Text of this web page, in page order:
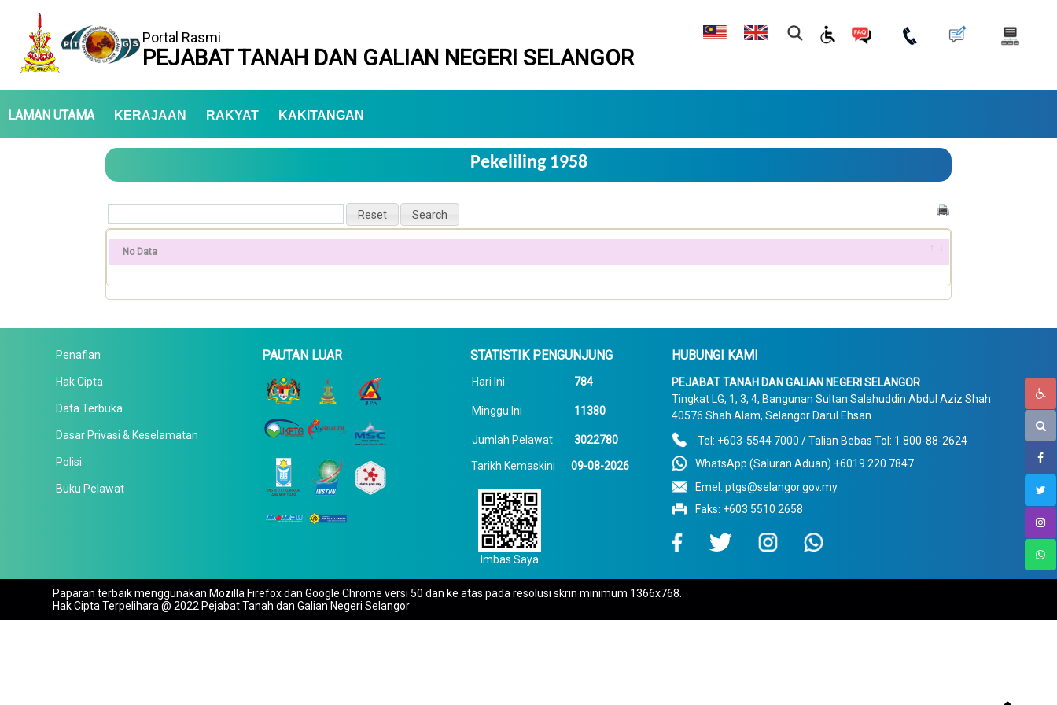
Portal Rasmi
PEJABAT TANAH DAN GALIAN NEGERI SELANGOR
LAMAN UTAMA KERAJAAN RAKYAT KAKITANGAN
Pekeliling 1958
No Data
Penafian
Hak Cipta
Data Terbuka
Dasar Privasi & Keselamatan
Polisi
Buku Pelawat
PAUTAN LUAR STATISTIK PENGUNJUNG
Hari Ini 784
Minggu Ini 11380
Jumlah Pelawat 3022780
Tarikh Kemaskini 09-08-2026
Imbas Saya
HUBUNGI KAMI
PEJABAT TANAH DAN GALIAN NEGERI SELANGOR
Tingkat LG, 1, 3, 4, Bangunan Sultan Salahuddin Abdul Aziz Shah
40576 Shah Alam, Selangor Darul Ehsan.
Tel: +603-5544 7000 / Talian Bebas Tol: 1 800-88-2624
WhatsApp (Saluran Aduan) +6019 220 7847
Emel: ptgs@selangor.gov.my
Faks: +603 5510 2658
Paparan terbaik menggunakan Mozilla Firefox dan Google Chrome versi 50 dan ke atas pada resolusi skrin minimum 1366x768.
Hak Cipta Terpelihara @ 2022 Pejabat Tanah dan Galian Negeri Selangor